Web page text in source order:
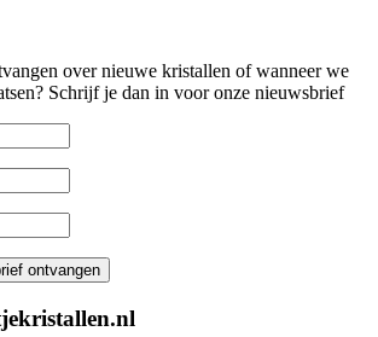
over nieuwe kristallen of wanneer we
Schrijf je dan in voor onze nieuwsbrief